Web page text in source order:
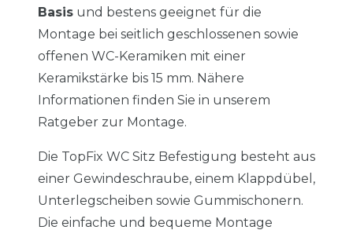
Basis und bestens geeignet für die
Montage bei seitlich geschlossenen sowie
offenen WC-Keramiken mit einer
Keramikstärke bis 15 mm. Nähere
Informationen finden Sie in unserem
Ratgeber zur Montage.
Die TopFix WC Sitz Befestigung besteht aus
einer Gewindeschraube, einem Klappdübel,
Unterlegscheiben sowie Gummischonern.
Die einfache und bequeme Montage